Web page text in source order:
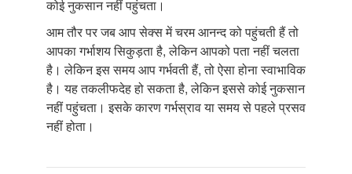
कोई नुकसान नहीं पहुंचता।
आम तौर पर जब आप सेक्स में चरम आनन्द को पहुंचती हैं तो
आपका गर्भाशय सिकुड़ता है, लेकिन आपको पता नहीं चलता
है। लेकिन इस समय आप गर्भवती हैं, तो ऐसा होना स्वाभाविक
है। यह तकलीफदेह हो सकता है, लेकिन इससे कोई नुकसान
नहीं पहुंचता। इसके कारण गर्भस्राव या समय से पहले प्रसव
नहीं होता।